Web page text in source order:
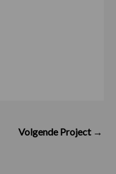
Volgende Project →